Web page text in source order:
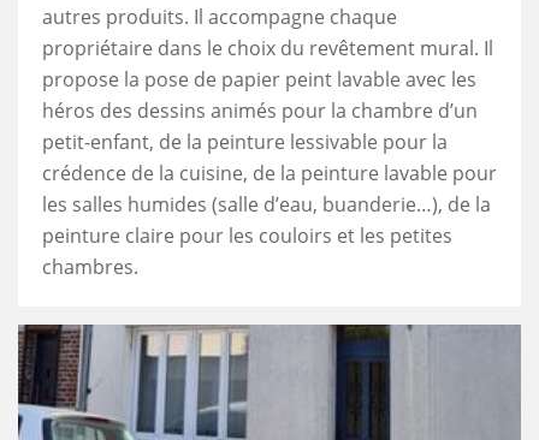
autres produits. Il accompagne chaque
propriétaire dans le choix du revêtement mural. Il
propose la pose de papier peint lavable avec les
héros des dessins animés pour la chambre d’un
petit-enfant, de la peinture lessivable pour la
crédence de la cuisine, de la peinture lavable pour
les salles humides (salle d’eau, buanderie…), de la
peinture claire pour les couloirs et les petites
chambres.